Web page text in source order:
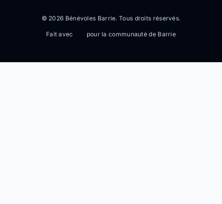
© 2026 Bénévoles Barrie. Tous droits réservés.
Fait avec pour la communauté de Barrie